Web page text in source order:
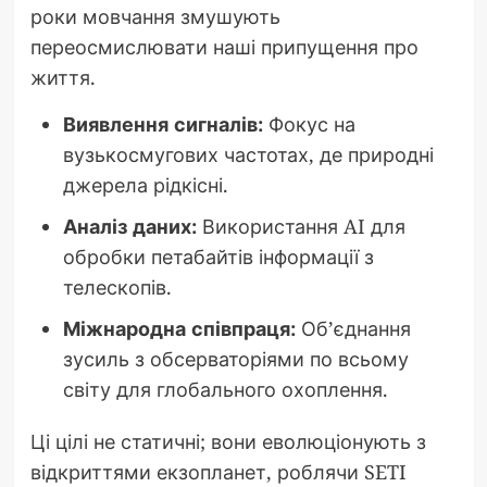
роки мовчання змушують
переосмислювати наші припущення про
життя.
Виявлення сигналів:Фокус на
вузькосмугових частотах, де природні
джерела рідкісні.
Аналіз даних:Використання AI для
обробки петабайтів інформації з
телескопів.
Міжнародна співпраця:Об’єднання
зусиль з обсерваторіями по всьому
світу для глобального охоплення.
Ці цілі не статичні; вони еволюціонують з
відкриттями екзопланет, роблячи SETI